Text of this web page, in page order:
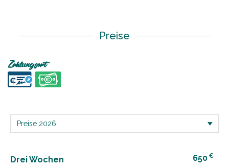
Preise
Zahlungsart
Drei Wochen
650 €